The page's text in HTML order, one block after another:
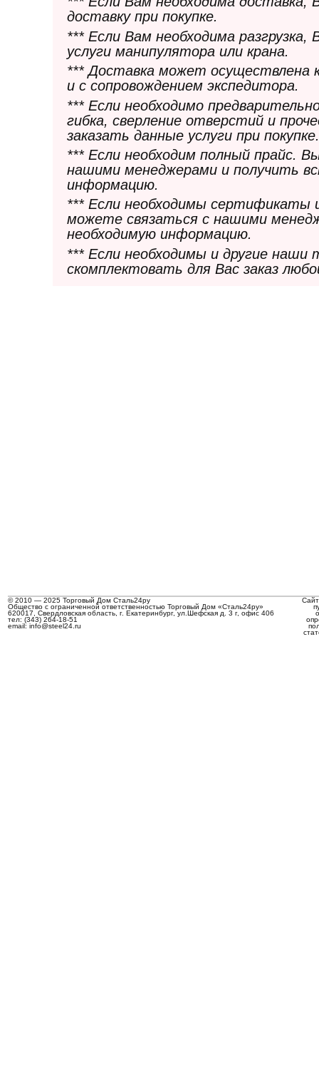
доставку при покупке.
*** Если Вам необходима
услуги манипулятора или крана.
*** Доставка может осуществлена
и с сопровождением экспедитора.
*** Если необходимо
гибка, сверление отверстий и
заказать данные услуги при покупке.
*** Если необходим полный прайс.
нашими менеджерами и получить
информацию.
*** Если необходимы сертификаты
можете связаться с нашими
необходимую информацию.
*** Если необходимы и другие
скомплектовать для Вас заказ
© 2010 — 2025 Торговый Дом Сталь24ру
Общество с ограниченной ответственностью Торговый Дом «Сталь24ру»
620017, Свердловская область, г. Екатеринбург, ул.Шефская д. 3 г, офис 406
тел: (343) 264-18-51
email: info@steel24.ru